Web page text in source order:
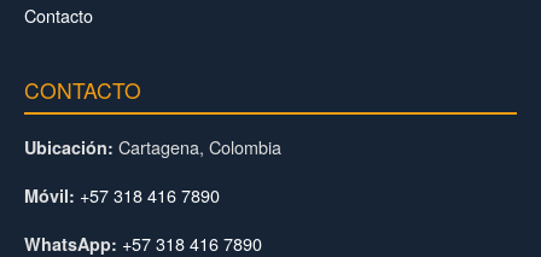
Contacto
CONTACTO
Ubicación: Cartagena, Colombia
Móvil: +57 318 416 7890
WhatsApp: +57 318 416 7890